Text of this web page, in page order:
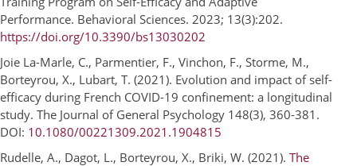
Performance. Behavioral Sciences. 2023; 13(3):202.
https://doi.org/10.3390/bs13030202
Joie La-Marle, C., Parmentier, F., Vinchon, F., Storme, M.,
Borteyrou, X., Lubart, T. (2021). Evolution and impact of self-
efficacy during French COVID-19 confinement: a longitudinal
study. The Journal of General Psychology 148(3), 360-381.
DOI: 10.1080/00221309.2021.1904815
Rudelle, A., Dagot, L., Borteyrou, X., Briki, W. (2021). The